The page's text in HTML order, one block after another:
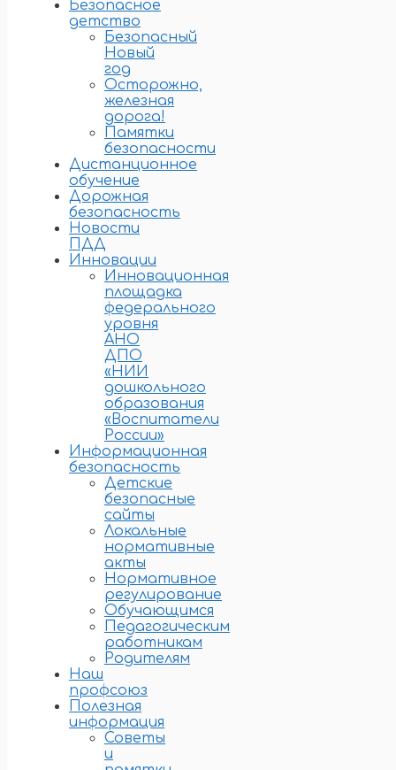
Безопасное
детство
Безопасный
Новый
год
Осторожно,
железная
дорога!
Памятки
безопасности
Дистанционное
обучение
Дорожная
безопасность
Новости
ПДД
Инновации
Инновационная
площадка
федерального
уровня
АНО
ДПО
«НИИ
дошкольного
образования
«Воспитатели
России»
Информационная
безопасность
Детские
безопасные
сайты
Локальные
нормативные
акты
Нормативное
регулирование
Обучающимся
Педагогическим
работникам
Родителям
Наш
профсоюз
Полезная
информация
Советы
и